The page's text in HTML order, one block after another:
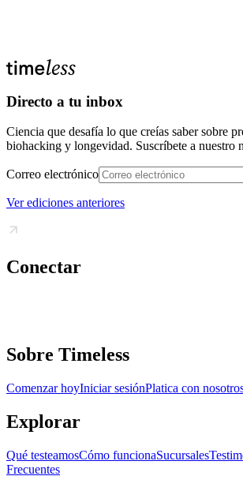
Directo a tu inbox
Ciencia que desafía lo que creías saber sobre
biohacking y longevidad. Suscríbete a nuestro
Correo electrónico
Ver ediciones anteriores
Conectar
Sobre Timeless
Comenzar hoyIniciar sesiónPlatica con
Explorar
Qué testeamosCómo funcionaSucursales
Frecuentes